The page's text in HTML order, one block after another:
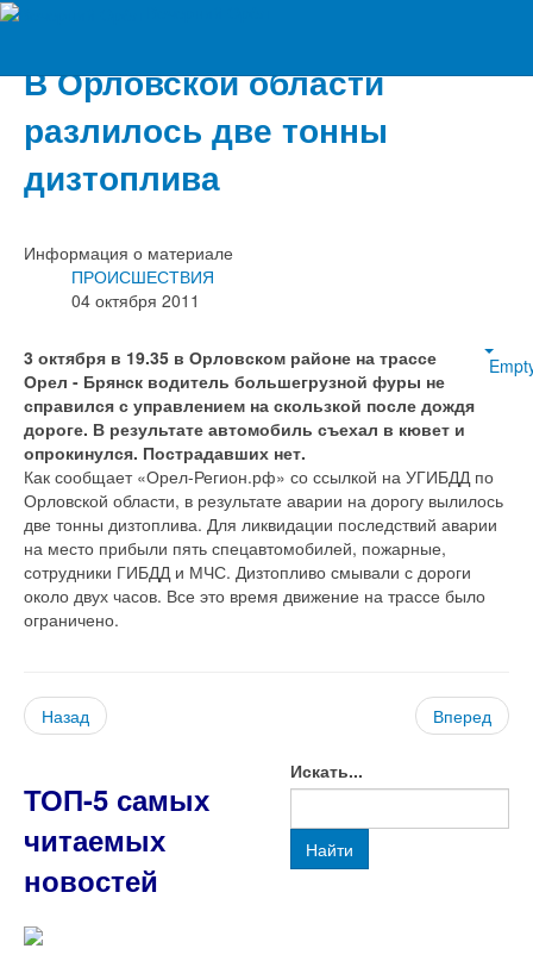
В Орловской области
разлилось две тонны
дизтоплива
Информация о материале
ПРОИСШЕСТВИЯ
04 октября 2011
3 октября в 19.35 в Орловском районе на трассе
Орел - Брянск водитель большегрузной фуры не
справился с управлением на скользкой после дождя
дороге. В результате автомобиль съехал в кювет и
опрокинулся. Пострадавших нет.
Как сообщает «Орел-Регион.рф» со ссылкой на УГИБДД по
Орловской области, в результате аварии на дорогу вылилось
две тонны дизтоплива. Для ликвидации последствий аварии
на место прибыли пять спецавтомобилей, пожарные,
сотрудники ГИБДД и МЧС. Дизтопливо смывали с дороги
около двух часов. Все это время движение на трассе было
ограничено.
Назад Вперед
ТОП-5 самых
читаемых
новостей
Искать...
Найти